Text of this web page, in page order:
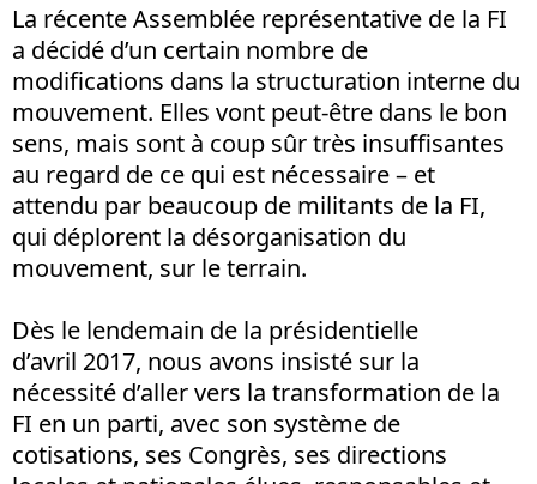
La récente Assemblée représentative de la FI
a décidé d’un certain nombre de
modifications dans la structuration interne du
mouvement. Elles vont peut-être dans le bon
sens, mais sont à coup sûr très insuffisantes
au regard de ce qui est nécessaire – et
attendu par beaucoup de militants de la FI,
qui déplorent la désorganisation du
mouvement, sur le terrain.
Dès le lendemain de la présidentielle
d’avril 2017, nous avons insisté sur la
nécessité d’aller vers la transformation de la
FI en un parti, avec son système de
cotisations, ses Congrès, ses directions